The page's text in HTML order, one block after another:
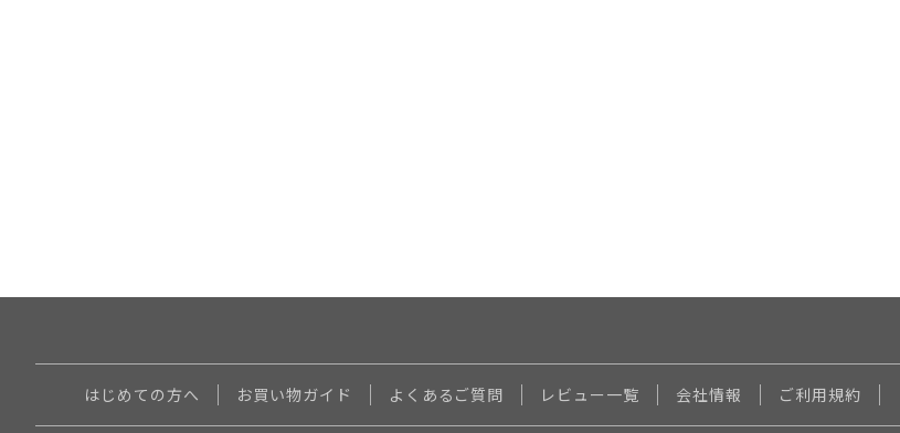
はじめての方へ お買い物ガイド よくあるご質問 レビュー一覧 会社情報 ご利用規約